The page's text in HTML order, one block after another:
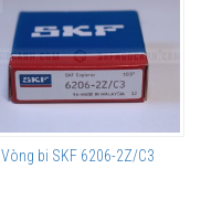
Vòng bi SKF 6206-2Z/C3